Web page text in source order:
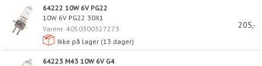
64222 10W 6V PG22
10W 6V PG22 30X1
Varenr 4050300327273
Ikke på lager (13 dager)
205,-
64223 M43 10W 6V G4